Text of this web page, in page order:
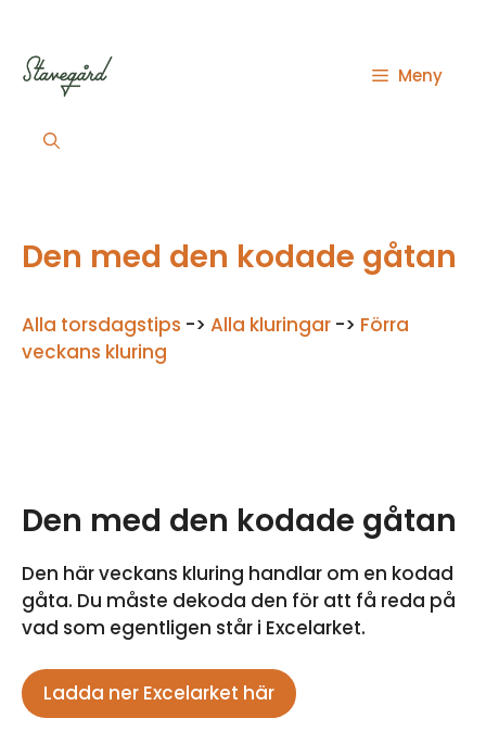
innehåll
Meny
Den med den kodade gåtan
Alla torsdagstips -> Alla kluringar -> Förra
veckans kluring
Den med den kodade gåtan
Den här veckans kluring handlar om en kodad
gåta. Du måste dekoda den för att få reda på
vad som egentligen står i Excelarket.
Ladda ner Excelarket här